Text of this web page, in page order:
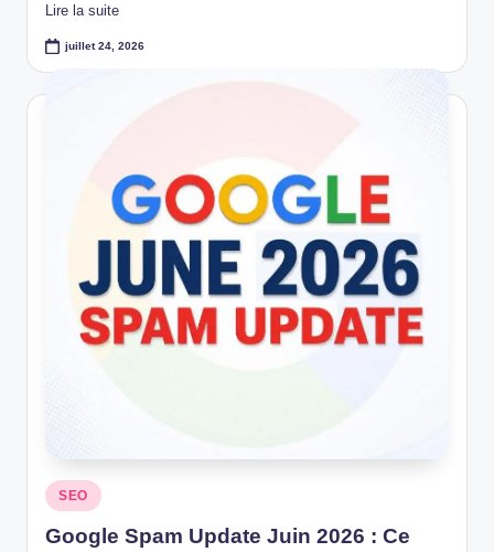
Lire la suite
juillet 24, 2026
Posted
in
SEO
Google Spam Update Juin 2026 : Ce